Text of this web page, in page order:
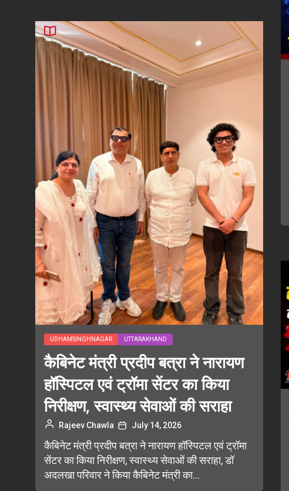
UDHAMSINGHNAGAR UTTARAKHAND
कैबिनेट मंत्री प्रदीप बत्रा ने नारायण
हॉस्पिटल एवं ट्रॉमा सेंटर का किया
निरीक्षण, स्वास्थ्य सेवाओं की सराहा
Rajeev Chawla July 14, 2026
कैबिनेट मंत्री प्रदीप बत्रा ने नारायण हॉस्पिटल एवं ट्रॉमा
सेंटर का किया निरीक्षण, स्वास्थ्य सेवाओं की सराहा, डॉ
अदलखा परिवार ने किया कैबिनेट मंत्री का...